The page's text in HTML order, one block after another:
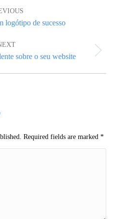
Previous
post:
logótipo de sucesso
Nextsobre o seu website
Required fields are marked *